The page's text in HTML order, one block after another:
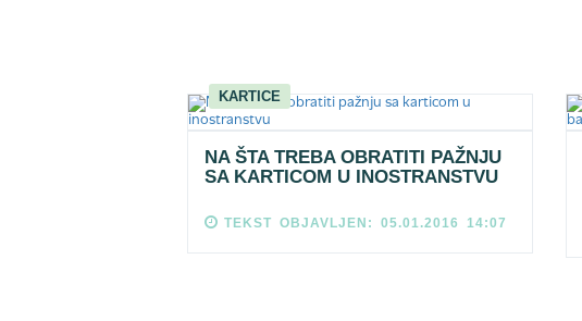
KARTICE
NA ŠTA TREBA OBRATITI PAŽNJU
SA KARTICOM U INOSTRANSTVU
TEKST OBJAVLJEN: 05.01.2016 14:07